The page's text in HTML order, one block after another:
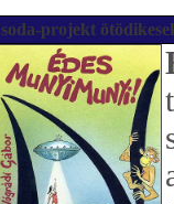
projekt